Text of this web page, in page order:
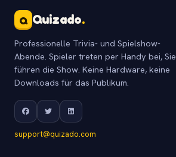
Q Quizado.
Professionelle Trivia- und Spielshow-
Abende. Spieler treten per Handy bei, Sie
führen die Show. Keine Hardware, keine
Downloads für das Publikum.
support@quizado.com